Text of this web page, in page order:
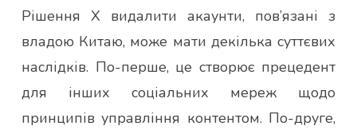
Рішення X видалити акаунти, пов’язані з
владою Китаю, може мати декілька суттєвих
наслідків. По-перше, це створює прецедент
для інших соціальних мереж щодо
принципів управління контентом. По-друге,